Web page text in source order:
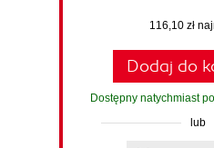
116,10 zł
Dodaj do
Dostępny natychmiast
lub